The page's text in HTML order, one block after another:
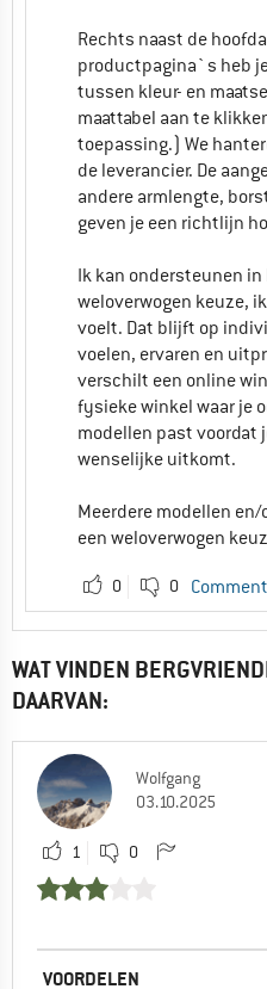
Rechts naast de
productpagina`s heb
tussen kleur- en
maattabel aan te
toepassing.) We
de leverancier. De
andere armlengte,
geven je een richtlijn
Ik kan ondersteunen
weloverwogen keuze,
voelt. Dat blijft op
voelen, ervaren en
verschilt een online
fysieke winkel waar je
modellen past voordat
wenselijke uitkomt.
Meerdere modellen
een weloverwogen
0 0
WAT VINDEN
DAARVAN:
Wolfgang
03.10.2025
1 0
VOORDELEN